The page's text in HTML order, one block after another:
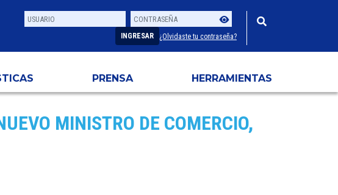
Usuario
Contraseña
INGRESAR ¿Olvidaste tu contraseña?
PRENSA HERRAMIENTAS
MINISTRO DE COMERCIO,